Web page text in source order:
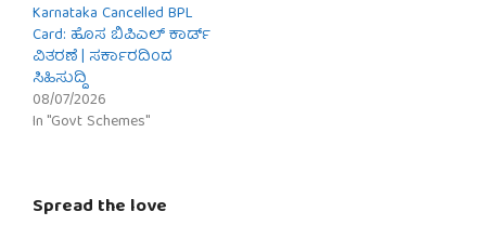
Karnataka Cancelled BPL
Card: ಹೊಸ ಬಿಪಿಎಲ್ ಕಾರ್ಡ್
ವಿತರಣೆ | ಸರ್ಕಾರದಿಂದ
ಸಿಹಿಸುದ್ದಿ
08/07/2026
In "Govt Schemes"
Spread the love